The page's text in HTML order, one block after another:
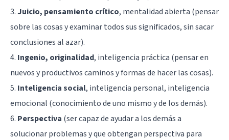
3. Juicio, pensamiento crítico, mentalidad abierta (pensar
sobre las cosas y examinar todos sus significados, sin sacar
conclusiones al azar).
4. Ingenio, originalidad, inteligencia práctica (pensar en
nuevos y productivos caminos y formas de hacer las cosas).
5. Inteligencia social, inteligencia personal, inteligencia
emocional (conocimiento de uno mismo y de los demás).
6. Perspectiva (ser capaz de ayudar a los demás a
solucionar problemas y que obtengan perspectiva para